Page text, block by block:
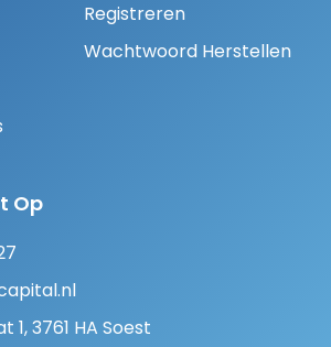
Registreren
Wachtwoord Herstellen
Op
3761 HA Soest